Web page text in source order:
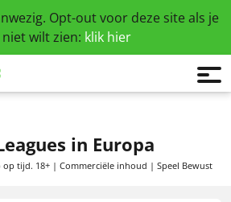
Opt-out voor deze site als je
niet wilt zien: klik hier
in Europa
op tijd. 18+ | Commerciële inhoud | Speel Bewust